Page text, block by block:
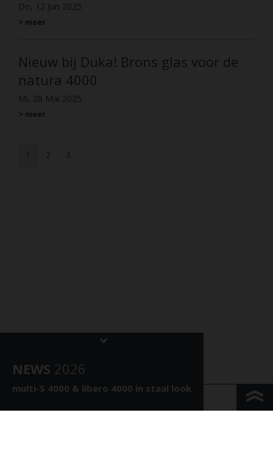
Do, 12 Jun 2025
> meer
Nieuw bij Duka! Brons glas voor de
natura 4000
Mi, 28 Mai 2025
> meer
1 2 3
NEWS 2026
multi-S 4000 & libero 4000 in staal look